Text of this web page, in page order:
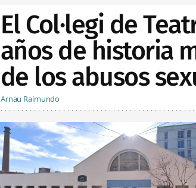
El Col·legi de
años de historia
de los abusos
Arnau Raimundo